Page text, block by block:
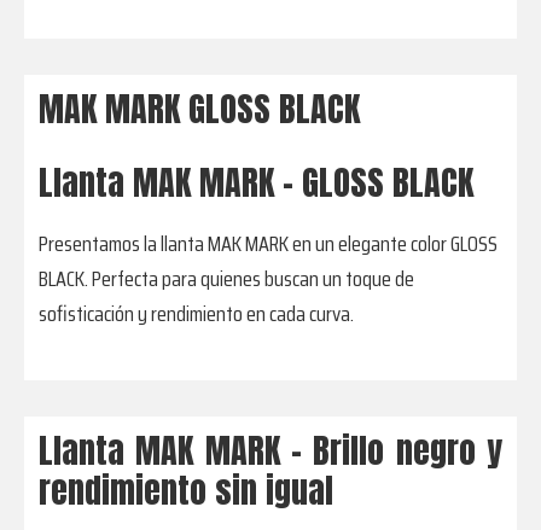
MAK MARK GLOSS BLACK
Llanta MAK MARK - GLOSS BLACK
Presentamos la llanta MAK MARK en un elegante color GLOSS
BLACK. Perfecta para quienes buscan un toque de
sofisticación y rendimiento en cada curva.
Llanta MAK MARK – Brillo negro y
rendimiento sin igual